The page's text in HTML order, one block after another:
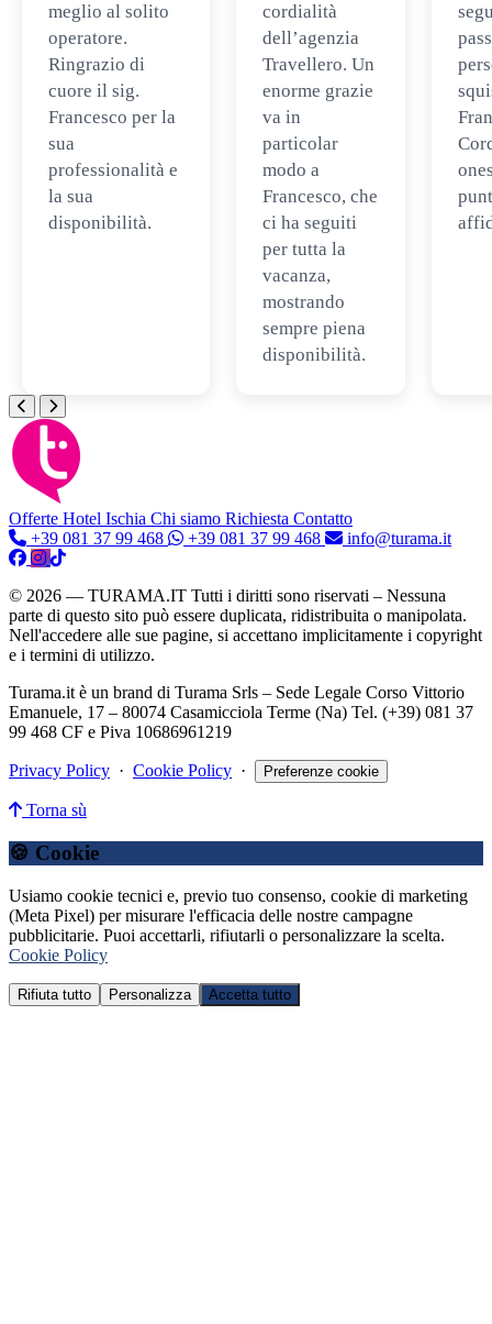
meglio al solito
operatore.
Ringrazio di
cuore il sig.
Francesco per la
sua
professionalità e
la sua
disponibilità.
cordialità
dell’agenzia
Travellero. Un
enorme grazie
va in
particolar
modo a
Francesco, che
ci ha seguiti
per tutta la
vacanza,
mostrando
sempre piena
disponibilità.
Offerte Hotel Ischia Chi siamo Richiesta Contatto
+39 081 37 99 468
+39 081 37 99 468 info@turama.it
© 2026 — TURAMA.IT Tutti i diritti sono riservati – Nessuna
parte di questo sito può essere duplicata, ridistribuita o manipolata.
Nell'accedere alle sue pagine, si accettano implicitamente i copyright
e i termini di utilizzo.
Turama.it è un brand di Turama Srls – Sede Legale Corso Vittorio
Emanuele, 17 – 80074 Casamicciola Terme (Na) Tel. (+39) 081 37
99 468 CF e Piva 10686961219
Privacy Policy · Cookie Policy · Preferenze cookie
Torna sù
🍪 Cookie
Usiamo cookie tecnici e, previo tuo consenso, cookie di marketing
(Meta Pixel) per misurare l'efficacia delle nostre campagne
pubblicitarie. Puoi accettarli, rifiutarli o personalizzare la scelta.
Cookie Policy
Rifiuta tutto Personalizza Accetta tutto